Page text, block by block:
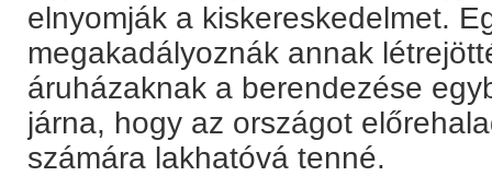
elnyomják a kiskereskedelmet.
megakadályoznák annak
áruházaknak a berendezése
járna, hogy az országot
számára lakhatóvá tenné.